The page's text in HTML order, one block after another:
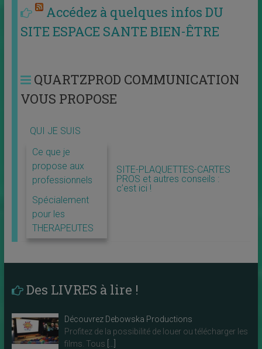
Accédez à quelques infos DU
SITE ESPACE SANTE BIEN-ÊTRE
QUARTZPROD COMMUNICATION
VOUS PROPOSE
QUI JE SUIS
Ce que je
propose aux
professionnels
Spécialement
pour les
THERAPEUTES
SITE-PLAQUETTES-CARTES
PROS et autres conseils :
c’est ici !
Des LIVRES à lire !
Découvrez Debowska Productions
Profitez de la possibilité de louer ou télécharger les
films. Tous